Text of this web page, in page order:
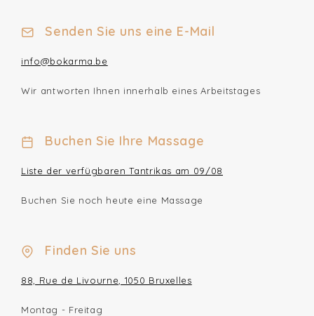
Senden Sie uns eine E-Mail
info@bokarma.be
Wir antworten Ihnen innerhalb eines Arbeitstages
Buchen Sie Ihre Massage
Liste der verfügbaren Tantrikas am 09/08
Buchen Sie noch heute eine Massage
Finden Sie uns
88, Rue de Livourne, 1050 Bruxelles
Montag - Freitag